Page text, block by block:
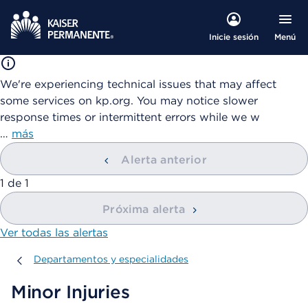
Inicie sesión Menú
We're experiencing technical issues that may affect
some services on kp.org. You may notice slower
response times or intermittent errors while we w
… más
Alerta anterior
mostrando
1 de 1
Próxima alerta
Ver todas las alertas
Departamentos y especialidades
Departamentos y especialidades
Minor Injuries